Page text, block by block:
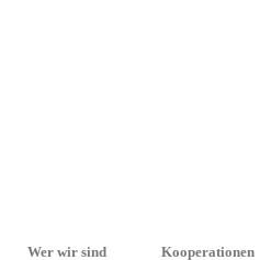
Wer wir sind Kooperationen